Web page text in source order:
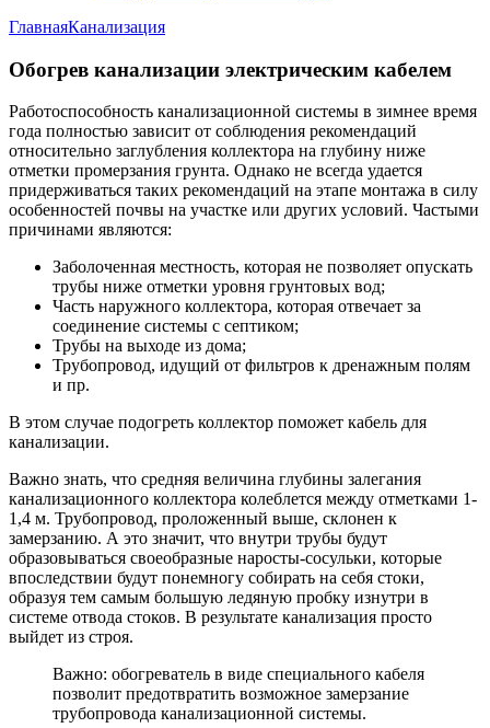
ГлавнаяКанализация
Обогрев канализации электрическим кабелем
Работоспособность канализационной системы в зимнее время
года полностью зависит от соблюдения рекомендаций
относительно заглубления коллектора на глубину ниже
отметки промерзания грунта. Однако не всегда удается
придерживаться таких рекомендаций на этапе монтажа в силу
особенностей почвы на участке или других условий. Частыми
причинами являются:
Заболоченная местность, которая не позволяет опускать
трубы ниже отметки уровня грунтовых вод;
Часть наружного коллектора, которая отвечает за
соединение системы с септиком;
Трубы на выходе из дома;
Трубопровод, идущий от фильтров к дренажным полям
и пр.
В этом случае подогреть коллектор поможет кабель для
канализации.
Важно знать, что средняя величина глубины залегания
канализационного коллектора колеблется между отметками 1-
1,4 м. Трубопровод, проложенный выше, склонен к
замерзанию. А это значит, что внутри трубы будут
образовываться своеобразные наросты-сосульки, которые
впоследствии будут понемногу собирать на себя стоки,
образуя тем самым большую ледяную пробку изнутри в
системе отвода стоков. В результате канализация просто
выйдет из строя.
Важно: обогреватель в виде специального кабеля
позволит предотвратить возможное замерзание
трубопровода канализационной системы.